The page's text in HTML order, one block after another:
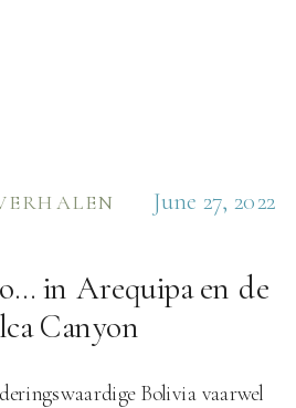
in Arequipa en de
Canyon
Bolivia vaarwel
June 27, 2022